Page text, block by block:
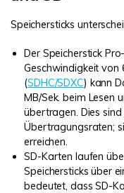
Speichersticks
Der Speicherstick
Geschwindigkeit von
(SDHC/SDXC) kann
MB/Sek. beim Lesen
übertragen. Dies
Übertragungsraten;
erreichen.
SD-Karten laufen
Speichersticks über
bedeutet, dass SD-